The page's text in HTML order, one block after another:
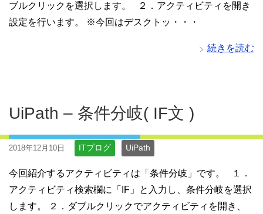
ブルクリックを選択します。 ２．アクティビティを開き
設定を行います。 ※今回はデスクトッ・・・
続きを読む
UiPath – 条件分岐( IF文 )
2018年12月10日 ITブログ UiPath
今回紹介するアクティビティは「条件分岐」です。 １．
アクティビティ検索欄に「IF」と入力し、条件分岐を選択
します。 ２．ダブルクリックでアクティビティを開き、